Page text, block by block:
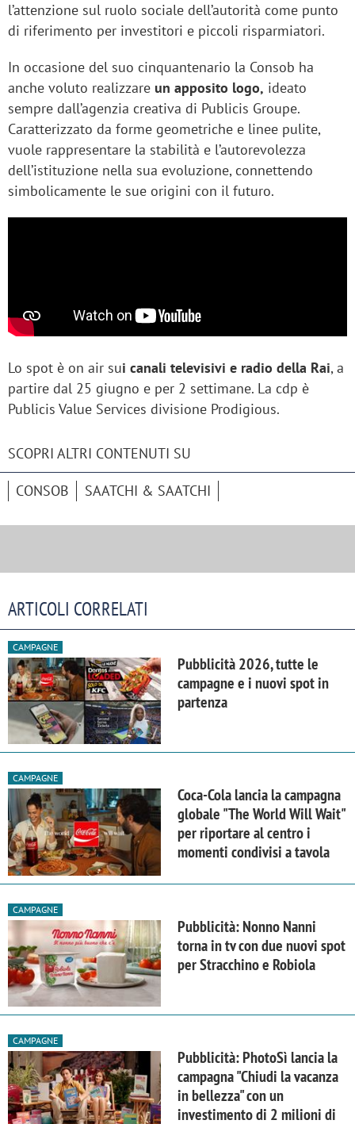
l’attenzione sul ruolo sociale dell’autorità come punto
di riferimento per investitori e piccoli risparmiatori.
In occasione del suo cinquantenario la Consob ha
anche voluto realizzare un apposito logo, ideato
sempre dall’agenzia creativa di Publicis Groupe.
Caratterizzato da forme geometriche e linee pulite,
vuole rappresentare la stabilità e l’autorevolezza
dell’istituzione nella sua evoluzione, connettendo
simbolicamente le sue origini con il futuro.
Lo spot è on air sui canali televisivi e radio della Rai, a
partire dal 25 giugno e per 2 settimane. La cdp è
Publicis Value Services divisione Prodigious.
SCOPRI ALTRI CONTENUTI SU
CONSOB SAATCHI & SAATCHI
ARTICOLI CORRELATI
CAMPAGNE
Pubblicità 2026, tutte le
campagne e i nuovi spot in
partenza
CAMPAGNE
Coca-Cola lancia la campagna
globale "The World Will Wait"
per riportare al centro i
momenti condivisi a tavola
CAMPAGNE
Pubblicità: Nonno Nanni
torna in tv con due nuovi spot
per Stracchino e Robiola
CAMPAGNE
Pubblicità: PhotoSì lancia la
campagna "Chiudi la vacanza
in bellezza" con un
investimento di 2 milioni di